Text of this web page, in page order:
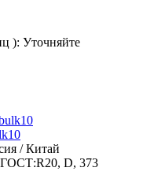
): Уточняйте
/ Китай
ГОСТ:R20, D, 373